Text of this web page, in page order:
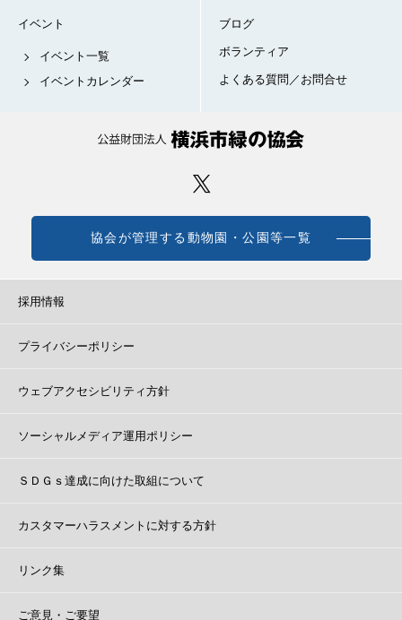
イベント
イベント一覧
イベントカレンダー
ブログ
ボランティア
よくある質問／お問合せ
協会が管理する動物園・公園等一覧
採用情報
プライバシーポリシー
ウェブアクセシビリティ方針
ソーシャルメディア運用ポリシー
ＳＤＧｓ達成に向けた取組について
カスタマーハラスメントに対する方針
リンク集
ご意見・ご要望